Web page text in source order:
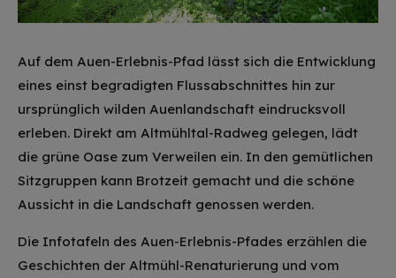
Auf dem Auen-Erlebnis-Pfad lässt sich die Entwicklung
eines einst begradigten Flussabschnittes hin zur
ursprünglich wilden Auenlandschaft eindrucksvoll
erleben. Direkt am Altmühltal-Radweg gelegen, lädt
die grüne Oase zum Verweilen ein. In den gemütlichen
Sitzgruppen kann Brotzeit gemacht und die schöne
Aussicht in die Landschaft genossen werden.
Die Infotafeln des Auen-Erlebnis-Pfades erzählen die
Geschichten der Altmühl-Renaturierung und vom